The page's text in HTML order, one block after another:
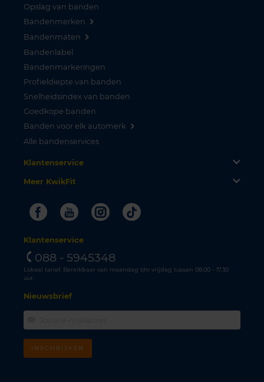
Opslag van banden
Bandenmerken
Bandenmaten
Bandenlabel
Bandenmarkeringen
Profieldiepte van banden
Snelheidsindex van banden
Goedkope banden
Banden voor elk automerk
Alle bandenservices
Klantenservice
Meer KwikFit
FacebookYoutubeInstagram
Tiktok
Klantenservice
088 - 5945348
Lokaal tarief. Bereikbaar van maandag t/m vrijdag tussen 08.00 - 17.30
uur.
Nieuwsbrief
INSCHRIJVEN